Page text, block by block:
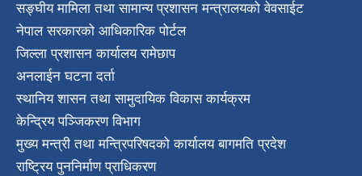
सङ्घीय मामिला तथा सामान्य प्रशासन मन्त्रालयको वेवसाईट
नेपाल सरकारको आधिकारिक पोर्टल
जिल्ला प्रशासन कार्यालय रामेछाप
अनलाईन घटना दर्ता
स्थानिय शासन तथा सामुदायिक विकास कार्यक्रम
केन्द्रिय पञ्जिकरण विभाग
मुख्य मन्त्री तथा मन्त्रिपरिषदको कार्यालय बागमति प्रदेश
राष्ट्रिय पुननिर्माण प्राधिकरण